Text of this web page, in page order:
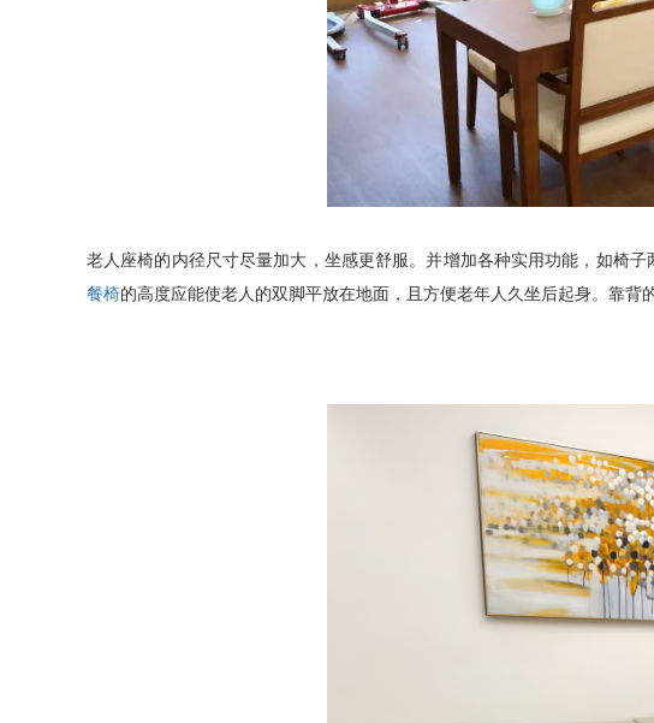
老人座椅的内径尺寸尽量加大，坐感更舒服。并增加各种实用功能，如椅
餐椅的高度应能使老人的双脚平放在地面，且方便老年人久坐后起身。靠背